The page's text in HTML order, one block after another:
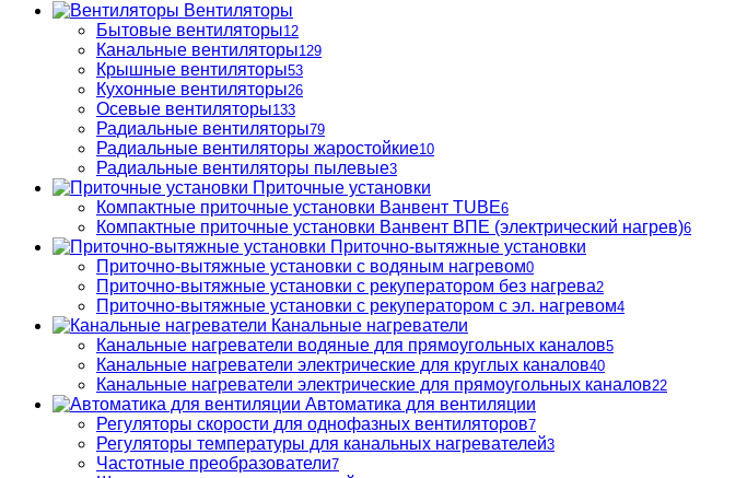
Вентиляторы
Бытовые вентиляторы12
Канальные вентиляторы129
Крышные вентиляторы53
Кухонные вентиляторы26
Осевые вентиляторы133
Радиальные вентиляторы79
Радиальные вентиляторы жаростойкие10
Радиальные вентиляторы пылевые3
Приточные установки
Компактные приточные установки Ванвент TUBE6
Компактные приточные установки Ванвент ВПЕ (электрический нагрев)6
Приточно-вытяжные установки
Приточно-вытяжные установки с водяным нагревом0
Приточно-вытяжные установки с рекуператором без нагрева2
Приточно-вытяжные установки с рекуператором с эл. нагревом4
Канальные нагреватели
Канальные нагреватели водяные для прямоугольных каналов5
Канальные нагреватели электрические для круглых каналов40
Канальные нагреватели электрические для прямоугольных каналов22
Автоматика для вентиляции
Регуляторы скорости для однофазных вентиляторов7
Регуляторы температуры для канальных нагревателей3
Частотные преобразователи7